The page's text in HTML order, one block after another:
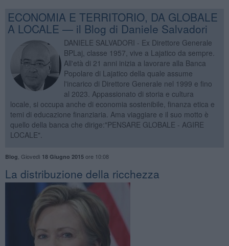
ECONOMIA E TERRITORIO, DA GLOBALE
A LOCALE — il Blog di Daniele Salvadori
DANIELE SALVADORI - Ex Direttore Generale
BPLaj, classe 1957, vive a Lajatico da sempre.
All'età di 21 anni inizia a lavorare alla Banca
Popolare di Lajatico della quale assume
l'incarico di Direttore Generale nel 1999 e fino
al 2023. Appassionato di storia e cultura
locale, si occupa anche di economia sostenibile, finanza etica e
temi di educazione finanziaria. Ama viaggiare e il suo motto è
quello della banca che dirige:"PENSARE GLOBALE - AGIRE
LOCALE".
Blog Giovedì 18 Giugno 2015ore 10:08
La distribuzione della ricchezza